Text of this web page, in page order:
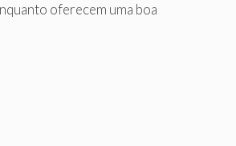
oferecem uma boa